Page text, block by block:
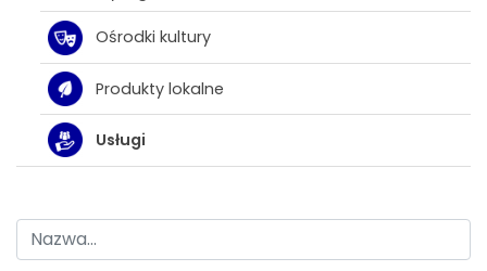
Ośrodki kultury
Produkty lokalne
Usługi